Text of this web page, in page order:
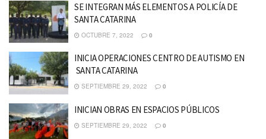
SE INTEGRAN MÁS ELEMENTOS A POLICÍA DE
SANTA CATARINA
OCTUBRE 7, 2022 0
INICIA OPERACIONES CENTRO DE AUTISMO EN
SANTA CATARINA
SEPTIEMBRE 29, 2022 0
INICIAN OBRAS EN ESPACIOS PÚBLICOS
SEPTIEMBRE 29, 2022 0